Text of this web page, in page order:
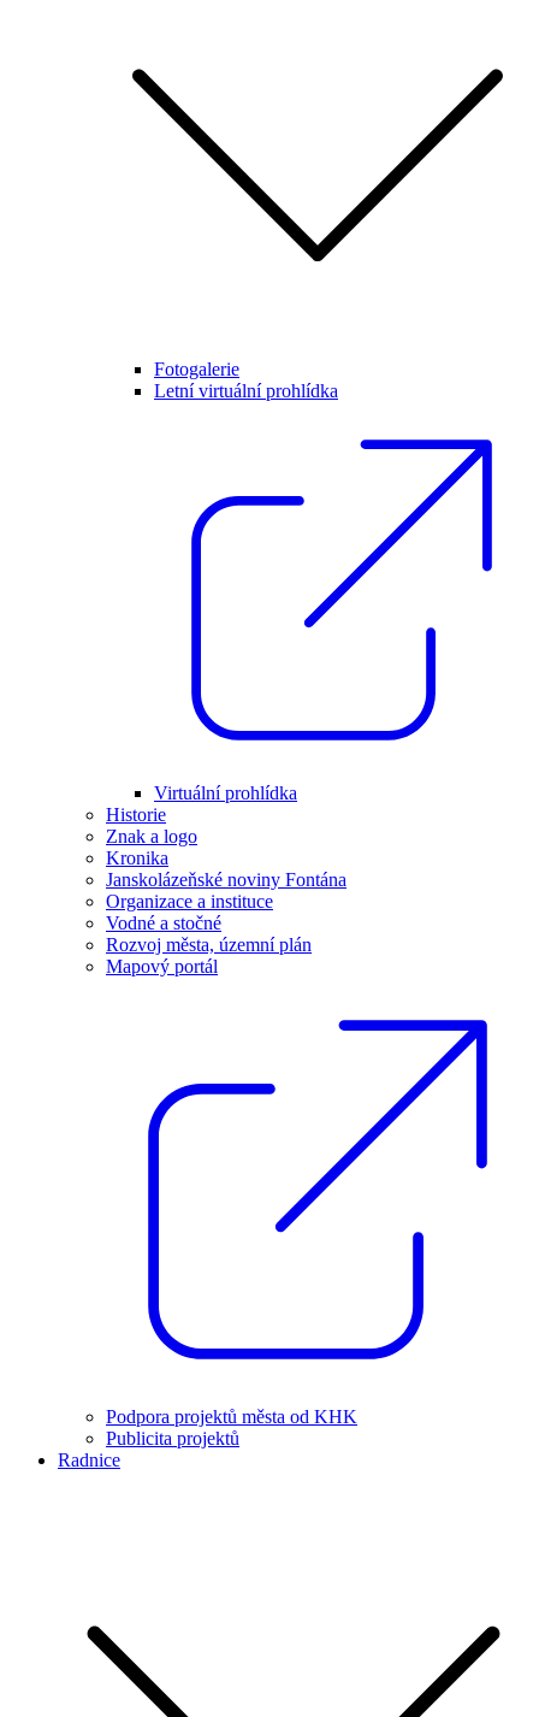
Fotogalerie
Letní virtuální prohlídka
Virtuální prohlídka
Historie
Znak a logo
Kronika
Janskolázeňské noviny Fontána
Organizace a instituce
Vodné a stočné
Rozvoj města, územní plán
Mapový portál
Podpora projektů města od KHK
Publicita projektů
Radnice